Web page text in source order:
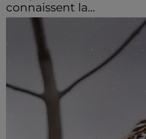
connaissent la...